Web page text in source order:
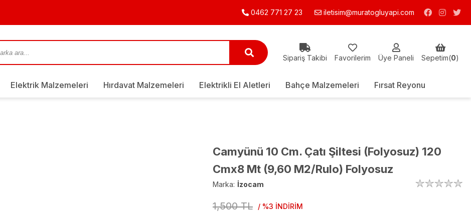
0462 771 27 23 iletisim@muratogluyapi.com
Sipariş Takibi Favorilerim Üye Paneli Sepetim(0)
Elektrik Malzemeleri Hırdavat Malzemeleri Elektrikli El Aletleri Bahçe Malzemeleri Fırsat Reyonu
Camyünü 10 Cm. Çatı Şiltesi (Folyosuz) 120
Cmx8 Mt (9,60 M2/Rulo) Folyosuz
Marka: İzocam
1,500 TL / %3 İNDİRİM